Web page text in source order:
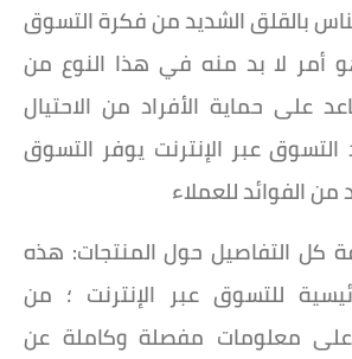
بالقلق الشديد من فكرة التسوق
أمر لا بد منه في هذا النوع من
على حماية الأفراد من الاحتيال
التسوق عبر الإنترنت يوفر التسوق
من الفوائد للعملاء
كل التفاصيل حول المنتجات: هذه
للتسوق عبر الإنترنت ؛ من
على معلومات مفصلة وكاملة عن